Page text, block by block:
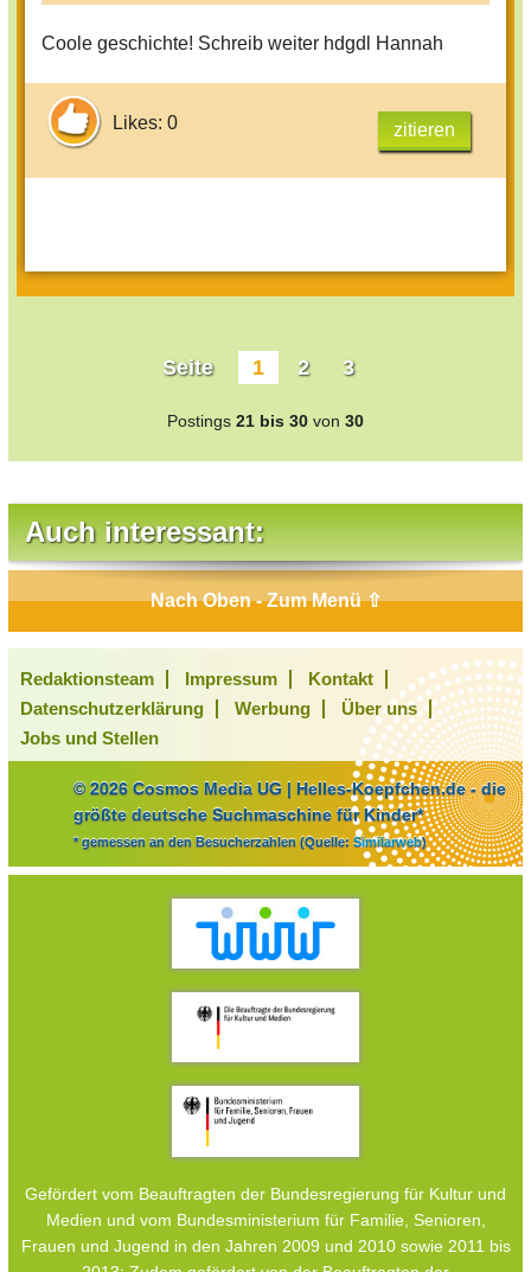
Coole geschichte! Schreib weiter hdgdl Hannah
Likes: 0 zitieren
Seite 1 2 3
Postings 21 bis 30 von 30
Auch interessant:
Nach Oben - Zum Menü ⇧
Redaktionsteam Impressum
Kontakt
Datenschutzerklärung
Werbung
Über uns
Jobs und Stellen
© 2026 Cosmos Media UG | Helles-Koepfchen.de - die
größte deutsche Suchmaschine für Kinder*
* gemessen an den Besucherzahlen (Quelle: Similarweb)
Gefördert vom Beauftragten der Bundesregierung für Kultur und
Medien und vom Bundesministerium für Familie, Senioren,
Frauen und Jugend in den Jahren 2009 und 2010 sowie 2011 bis